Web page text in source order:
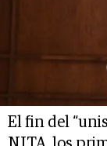
El fin del